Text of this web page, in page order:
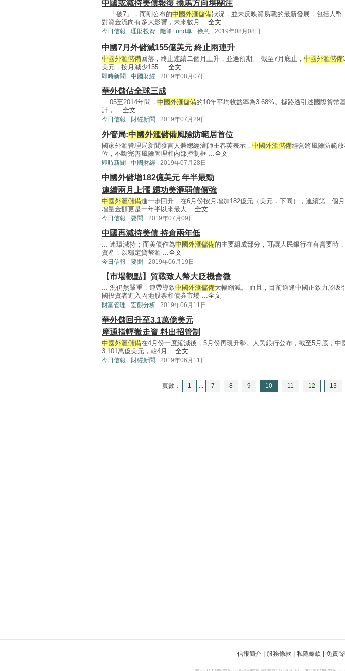
中國或減持美債報復 換馬方向堪關注
... 「破7」，而剛公布的中國外滙儲備狀況，並未反映貿易戰的最新發展，包括人幣
對資金流向有多大影響，未來數月 ...全文
今日信報 理財投資 隨筆Fund享 徐意 2019年08月08日
中國7月外儲減155億美元 終止兩連升
中國外滙儲備回落，終止連續二個月上升，並遜預期。 截至7月底止， 中國外滙儲備
美元，按月減少155. ... 全文
即時新聞 中國財經 2019年08月07日
華外儲佔全球三成
... 05至2014年間， 中國外滙儲備的10年平均收益率為3.68%。據路透引述國際貨幣
計， ... 全文
今日信報 財經新聞 2019年07月29日
外管局:中國外滙儲備風險防範居首位
國家外滙管理局新聞發言人兼總經濟師王春英表示， 中國外滙儲備經營將風險防範
位，不斷完善風險管理和內部控制框 ... 全文
即時新聞 中國財經 2019年07月28日
中國外儲增182億美元 年半最勁
連續兩月上漲 歸功美滙弱債價強
中國外滙儲備進一步回升，在6月份按月增加182億元（美元．下同），連續第二個月
增量金額更是一年半以來最大 ... 全文
今日信報 要聞 2019年07月09日
中國再減持美債 持倉兩年低
... 連環減持；而美債作為中國外滙儲備的主要組成部分，可讓人民銀行在有需要時
資產，以穩定貨幣滙 ... 全文
今日信報 要聞 2019年06月19日
【市場觀點】貿戰致人幣大貶機會微
... 況仍然嚴重，連帶導致中國外滙儲備大幅縮減。 而且，目前適逢中國正致力於吸
國投資者進入內地股票和債券市場 ... 全文
財富管理 宏觀分析 2019年06月11日
華外儲回升至3.1萬億美元
摩通指輕微走資 料出招管制
中國外滙儲備在4月份一度縮減後，5月份再現升勢。人民銀行公布，截至5月底，中
3.101萬億美元，較4月 ... 全文
今日信報 財經新聞 2019年06月11日
頁數： 1 7 8 9 10 11 12 13
信報簡介 | 服務條款 | 私隱條款 | 免責